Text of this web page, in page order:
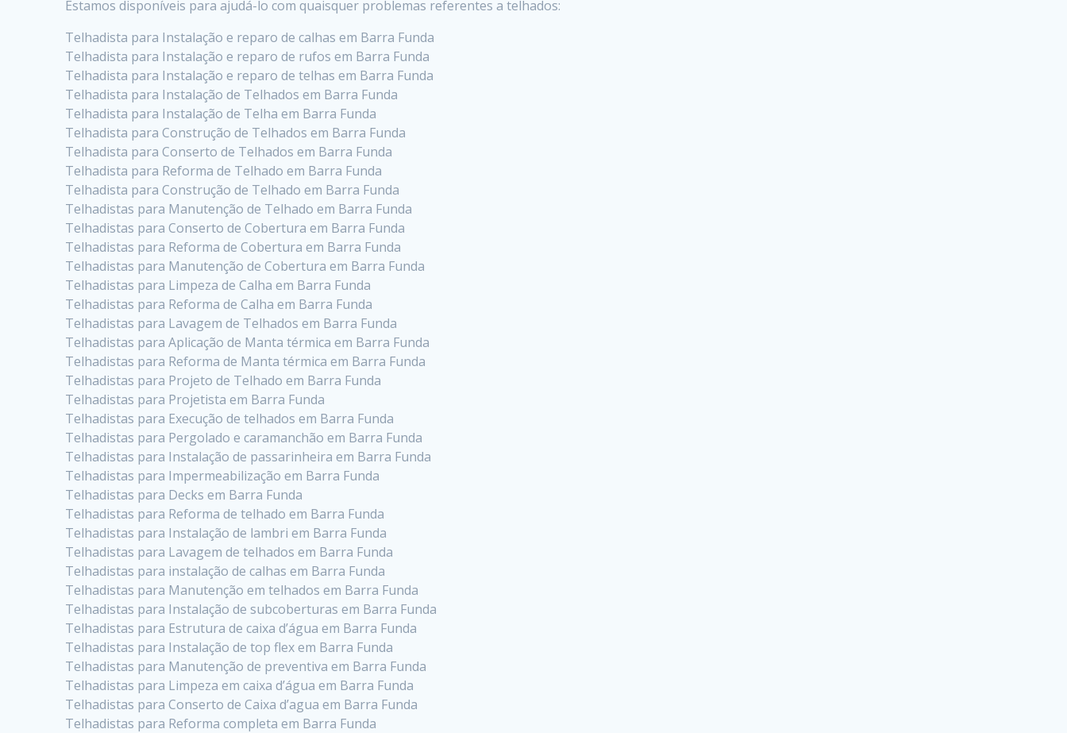
Estamos disponíveis para ajudá-lo com quaisquer problemas referentes a telhados:
Telhadista para Instalação e reparo de calhas em Barra Funda
Telhadista para Instalação e reparo de rufos em Barra Funda
Telhadista para Instalação e reparo de telhas em Barra Funda
Telhadista para Instalação de Telhados em Barra Funda
Telhadista para Instalação de Telha em Barra Funda
Telhadista para Construção de Telhados em Barra Funda
Telhadista para Conserto de Telhados em Barra Funda
Telhadista para Reforma de Telhado em Barra Funda
Telhadista para Construção de Telhado em Barra Funda
Telhadistas para Manutenção de Telhado em Barra Funda
Telhadistas para Conserto de Cobertura em Barra Funda
Telhadistas para Reforma de Cobertura em Barra Funda
Telhadistas para Manutenção de Cobertura em Barra Funda
Telhadistas para Limpeza de Calha em Barra Funda
Telhadistas para Reforma de Calha em Barra Funda
Telhadistas para Lavagem de Telhados em Barra Funda
Telhadistas para Aplicação de Manta térmica em Barra Funda
Telhadistas para Reforma de Manta térmica em Barra Funda
Telhadistas para Projeto de Telhado em Barra Funda
Telhadistas para Projetista em Barra Funda
Telhadistas para Execução de telhados em Barra Funda
Telhadistas para Pergolado e caramanchão em Barra Funda
Telhadistas para Instalação de passarinheira em Barra Funda
Telhadistas para Impermeabilização em Barra Funda
Telhadistas para Decks em Barra Funda
Telhadistas para Reforma de telhado em Barra Funda
Telhadistas para Instalação de lambri em Barra Funda
Telhadistas para Lavagem de telhados em Barra Funda
Telhadistas para instalação de calhas em Barra Funda
Telhadistas para Manutenção em telhados em Barra Funda
Telhadistas para Instalação de subcoberturas em Barra Funda
Telhadistas para Estrutura de caixa d’água em Barra Funda
Telhadistas para Instalação de top flex em Barra Funda
Telhadistas para Manutenção de preventiva em Barra Funda
Telhadistas para Limpeza em caixa d’água em Barra Funda
Telhadistas para Conserto de Caixa d’agua em Barra Funda
Telhadistas para Reforma completa em Barra Funda